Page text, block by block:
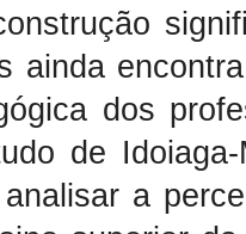
ainda
dos
de
a